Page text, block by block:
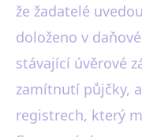
že žadatelé
doloženo v
stávající úvěrové
zamítnutí půjčky,
registrech, který